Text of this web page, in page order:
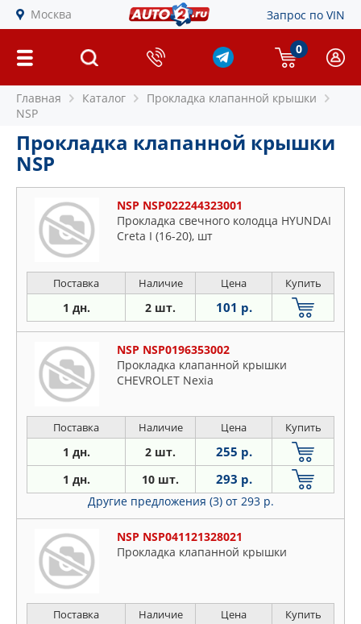
Москва Запрос по VIN
0
Главная Каталог
Прокладка клапанной крышки
NSP
Прокладка клапанной крышки
NSP
NSP NSP022244323001
Прокладка свечного колодца HYUNDAI
Creta I (16-20), шт
Поставка Наличие Цена Купить
1 дн. 2 шт. 101 р.
NSP NSP0196353002
Прокладка клапанной крышки
CHEVROLET Nexia
Поставка Наличие Цена Купить
1 дн. 2 шт. 255 р.
1 дн. 10 шт. 293 р.
Другие предложения (3) от 293 р.
NSP NSP041121328021
Прокладка клапанной крышки
Поставка Наличие Цена Купить